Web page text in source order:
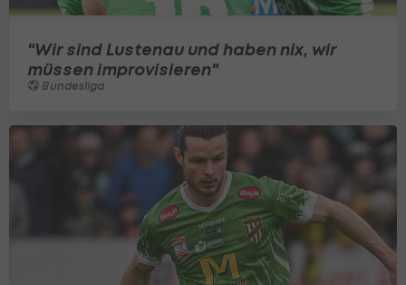
"Wir sind Lustenau und haben nix, wir
müssen improvisieren"
Bundesliga